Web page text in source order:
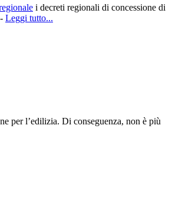
i decreti regionali di concessione di
Leggi tutto...
per l’edilizia. Di conseguenza, non è più